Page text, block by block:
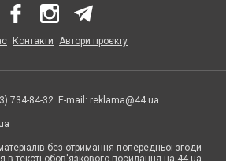
Контакти Автори проєкту
734-84-32. E-mail: reklama@44.ua
без отримання попередньої згоди
в тексті обов'язкового посилання на 44.ua -